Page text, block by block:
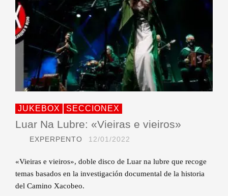
JUKEBOX SECCIONEX
Luar Na Lubre: «Vieiras e vieiros»
EXPERPENTO 12/01/2022
«Vieiras e vieiros», doble disco de Luar na lubre que recoge
temas basados en la investigación documental de la historia
del Camino Xacobeo.